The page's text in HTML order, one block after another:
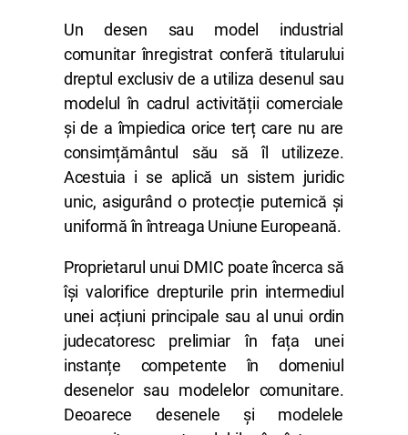
Un desen sau model industrial
comunitar înregistrat conferă titularului
dreptul exclusiv de a utiliza desenul sau
modelul în cadrul activității comerciale
și de a împiedica orice terț care nu are
consimțământul său să îl utilizeze.
Acestuia i se aplică un sistem juridic
unic, asigurând o protecție puternică și
uniformă în întreaga Uniune Europeană.
Proprietarul unui DMIC poate încerca să
își valorifice drepturile prin intermediul
unei acțiuni principale sau al unui ordin
judecatoresc prelimiar în fața unei
instanțe competente în domeniul
desenelor sau modelelor comunitare.
Deoarece desenele și modelele